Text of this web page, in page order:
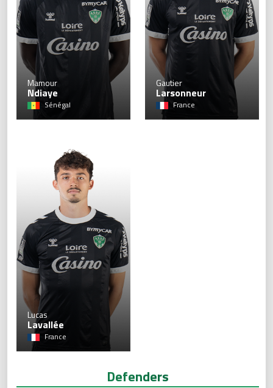
1
Mamour
Ndiaye
Sénégal
Gautier
Larsonneur
France
Lucas
Lavallée
France
Defenders